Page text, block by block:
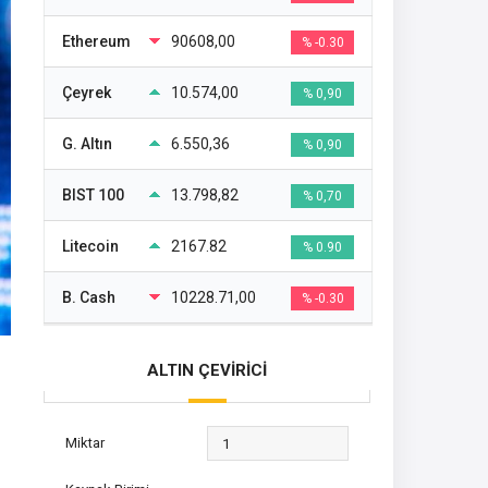
Ethereum 90608,00 % -0.30
Çeyrek 10.574,00 % 0,90
G. Altın 6.550,36 % 0,90
BIST 100 13.798,82 % 0,70
Litecoin 2167.82 % 0.90
B. Cash 10228.71,00 % -0.30
ALTIN ÇEVİRİCİ
Miktar